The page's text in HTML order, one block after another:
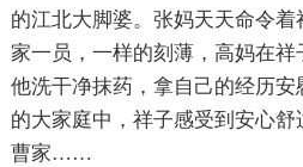
的江北大脚婆。张妈天天命令
家一员，一样的刻薄，高妈在
他洗干净抹药，拿自己的经历
的大家庭中，祥子感受到安心
曹家……